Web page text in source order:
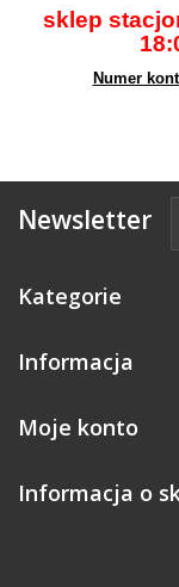
sklep
Numer
Newsletter
Kategorie
Informacja
Moje konto
Informacja o